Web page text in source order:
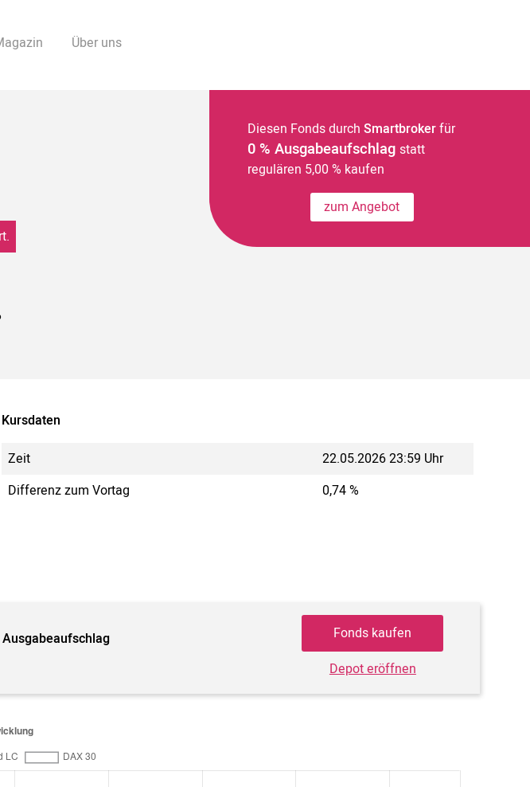
Über uns
Diesen Fonds durch Smartbrokerfür
0 % Ausgabeaufschlag statt
regulären 5,00 % kaufen
zum Angebot
Kursdaten
Zeit
22.05.2026 23:59 Uhr
Differenz zum Vortag
0,74 %
Ausgabeaufschlag
Fonds kaufen
Depot eröffnen